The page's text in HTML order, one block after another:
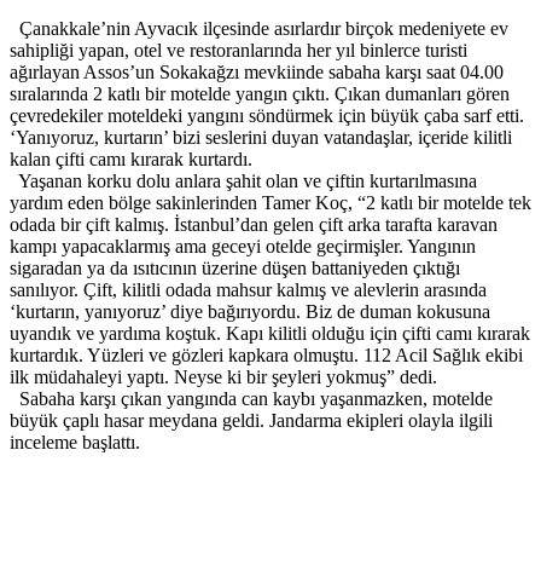
Çanakkale’nin Ayvacık ilçesinde asırlardır birçok medeniyete ev
sahipliği yapan, otel ve restoranlarında her yıl binlerce turisti
ağırlayan Assos’un Sokakağzı mevkiinde sabaha karşı saat 04.00
sıralarında 2 katlı bir motelde yangın çıktı. Çıkan dumanları gören
çevredekiler moteldeki yangını söndürmek için büyük çaba sarf etti.
‘Yanıyoruz, kurtarın’ bizi seslerini duyan vatandaşlar, içeride kilitli
kalan çifti camı kırarak kurtardı.
Yaşanan korku dolu anlara şahit olan ve çiftin kurtarılmasına
yardım eden bölge sakinlerinden Tamer Koç, “2 katlı bir motelde tek
odada bir çift kalmış. İstanbul’dan gelen çift arka tarafta karavan
kampı yapacaklarmış ama geceyi otelde geçirmişler. Yangının
sigaradan ya da ısıtıcının üzerine düşen battaniyeden çıktığı
sanılıyor. Çift, kilitli odada mahsur kalmış ve alevlerin arasında
‘kurtarın, yanıyoruz’ diye bağırıyordu. Biz de duman kokusuna
uyandık ve yardıma koştuk. Kapı kilitli olduğu için çifti camı kırarak
kurtardık. Yüzleri ve gözleri kapkara olmuştu. 112 Acil Sağlık ekibi
ilk müdahaleyi yaptı. Neyse ki bir şeyleri yokmuş” dedi.
Sabaha karşı çıkan yangında can kaybı yaşanmazken, motelde
büyük çaplı hasar meydana geldi. Jandarma ekipleri olayla ilgili
inceleme başlattı.